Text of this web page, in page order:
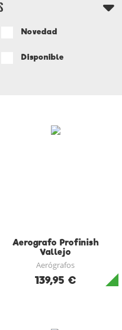
Novedad
Disponible
Aerografo Profinish
Vallejo
Aerógrafos
139,95 €